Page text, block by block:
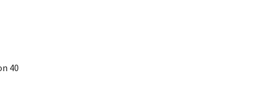
40